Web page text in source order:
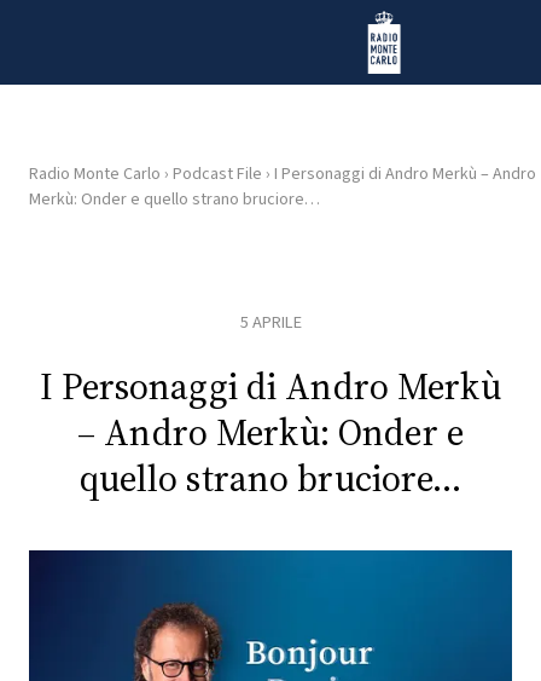
Radio Monte Carlo
HOME
RADIO
PLAYLIST
CONCORSI
Radio Monte Carlo › Podcast File › I Personaggi di Andro Merkù – Andro
Merkù: Onder e quello strano bruciore…
5 APRILE
I Personaggi di Andro Merkù
– Andro Merkù: Onder e
quello strano bruciore…